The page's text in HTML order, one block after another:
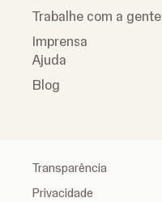
Trabalhe com a gente
Imprensa
Ajuda
Blog
Transparência
Privacidade